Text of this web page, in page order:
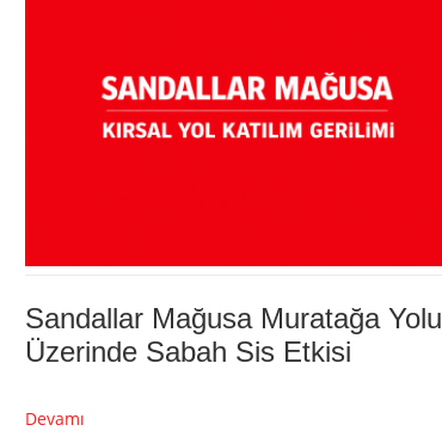
Sandallar Mağusa Muratağa Yolu
Üzerinde Sabah Sis Etkisi
Devamı